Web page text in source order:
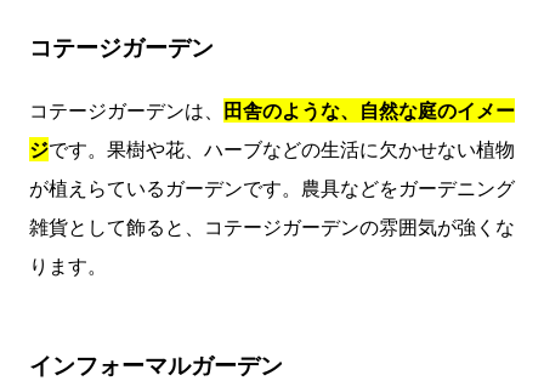
コテージガーデン
コテージガーデンは、 田舎のような、自然な庭のイメー
ジです。果樹や花、ハーブなどの生活に欠かせない植物
が植えらているガーデンです。農具などをガーデニング
雑貨として飾ると、コテージガーデンの雰囲気が強くな
ります。
インフォーマルガーデン